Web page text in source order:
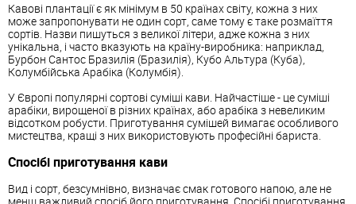
Кавові плантації є як мінімум в 50 країнах світу, кожна з них
може запропонувати не один сорт, саме тому є таке розмаїття
сортів. Назви пишуться з великої літери, адже кожна з них
унікальна, і часто вказують на країну-виробника: наприклад,
Бурбон Сантос Бразилія (Бразилія), Кубо Альтура (Куба),
Колумбійська Арабіка (Колумбія).
У Європі популярні сортові суміші кави. Найчастіше - це суміші
арабіки, вирощеної в різних країнах, або арабіка з невеликим
відсотком робусти. Приготування сумішей вимагає особливого
мистецтва, кращі з них використовують професійні бариста.
Спосібі приготування кави
Вид і сорт, безсумнівно, визначає смак готового напою, але не